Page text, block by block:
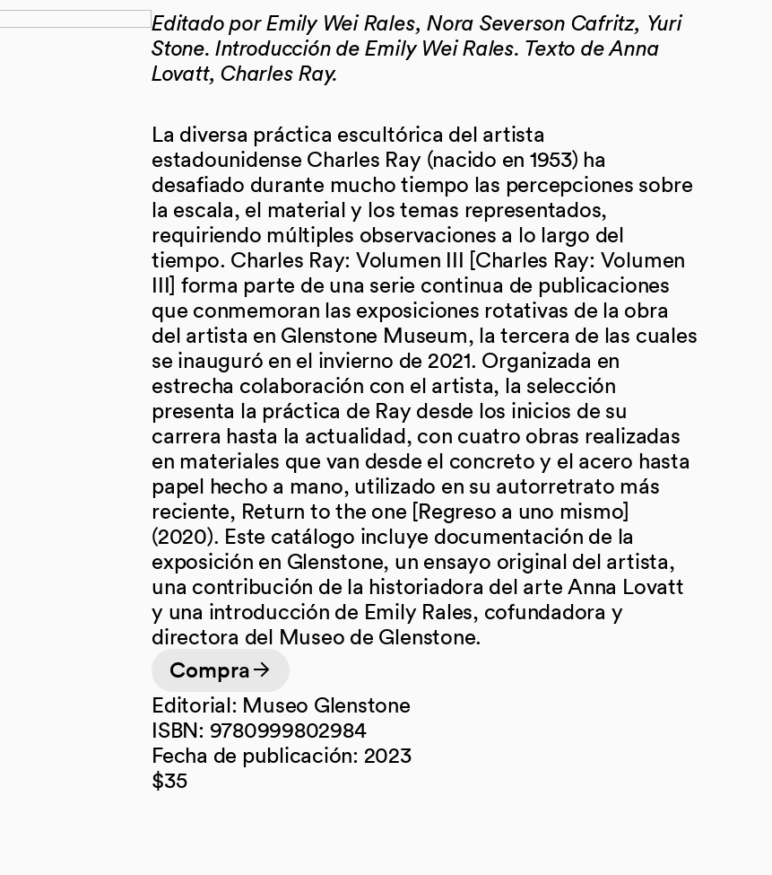
Editado por Emily Wei Rales, Nora Severson Cafritz, Yuri
Stone. Introducción de Emily Wei Rales. Texto de Anna
Lovatt, Charles Ray.
La diversa práctica escultórica del artista
estadounidense Charles Ray (nacido en 1953) ha
desafiado durante mucho tiempo las percepciones sobre
la escala, el material y los temas representados,
requiriendo múltiples observaciones a lo largo del
tiempo. Charles Ray: Volumen III [Charles Ray: Volumen
III] forma parte de una serie continua de publicaciones
que conmemoran las exposiciones rotativas de la obra
del artista en Glenstone Museum, la tercera de las cuales
se inauguró en el invierno de 2021. Organizada en
estrecha colaboración con el artista, la selección
presenta la práctica de Ray desde los inicios de su
carrera hasta la actualidad, con cuatro obras realizadas
en materiales que van desde el concreto y el acero hasta
papel hecho a mano, utilizado en su autorretrato más
reciente, Return to the one [Regreso a uno mismo]
(2020). Este catálogo incluye documentación de la
exposición en Glenstone, un ensayo original del artista,
una contribución de la historiadora del arte Anna Lovatt
y una introducción de Emily Rales, cofundadora y
directora del Museo de Glenstone.
Compra
(opens in a new tab)
Editorial: Museo Glenstone
ISBN: 9780999802984
Fecha de publicación: 2023
$35